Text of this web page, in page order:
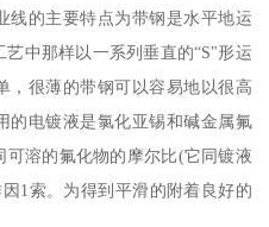
线的主要特点为带钢是水平地运
中那样以一系列垂直的“S"形运
，很薄的带钢可以容易地以很高
的电镀液是氯化亚锡和碱金属氟
溶的氟化物的摩尔比(它同镀液
1索。为得到平滑的附着良好的